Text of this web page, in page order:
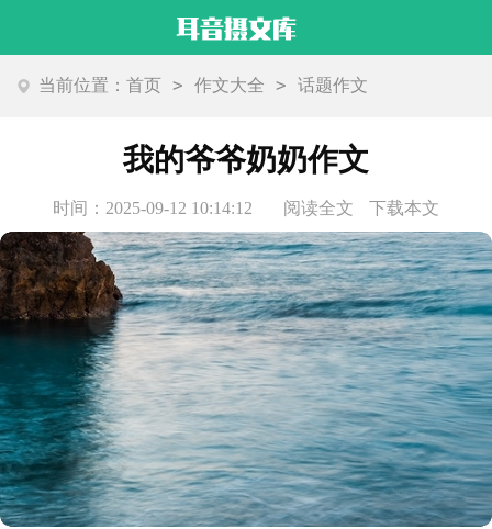
当前位置：首页 > 作文大全 > 话题作文
我的爷爷奶奶作文
时间：2025-09-12 10:14:12 阅读全文 下载本文